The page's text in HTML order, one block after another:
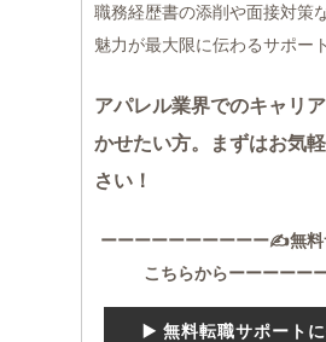
職務経歴書の添削や面接対策
魅力が最大限に伝わるサポー
アパレル業界でのキャリ
かせたい方。まずはお気
さい！
ーーーーーーーーーー✍️無料
こちらからーーーーー
▶️ 無料転職サポート